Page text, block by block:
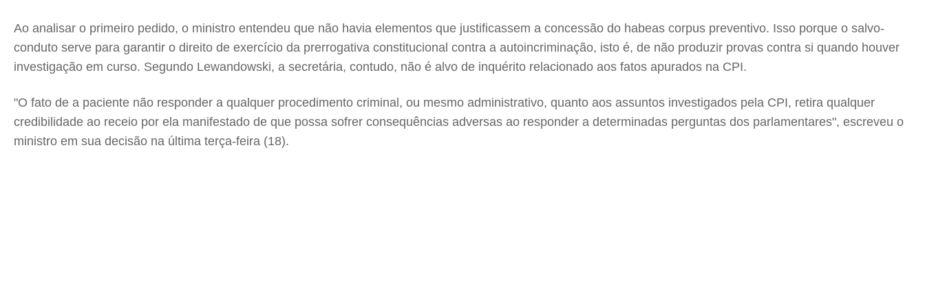
Ao analisar o primeiro pedido, o ministro entendeu que não havia elementos que justificassem a concessão do habeas corpus preventivo. Isso porque o salvo-
conduto serve para garantir o direito de exercício da prerrogativa constitucional contra a autoincriminação, isto é, de não produzir provas contra si quando houver
investigação em curso. Segundo Lewandowski, a secretária, contudo, não é alvo de inquérito relacionado aos fatos apurados na CPI.
"O fato de a paciente não responder a qualquer procedimento criminal, ou mesmo administrativo, quanto aos assuntos investigados pela CPI, retira qualquer
credibilidade ao receio por ela manifestado de que possa sofrer consequências adversas ao responder a determinadas perguntas dos parlamentares", escreveu o
ministro em sua decisão na última terça-feira (18).